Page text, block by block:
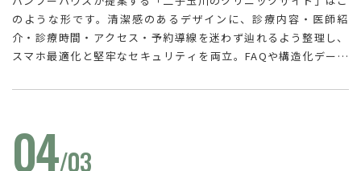
のような形です。清潔感のあるデザインに、診療内容・医師紹
介・診療時間・アクセス・予約導線を迷わず辿れるよう整理し、
スマホ最適化と堅牢なセキュリティを両立。FAQや構造化データ
院内写真の見せ方や口コミ・紹介に繋がる“安心感”まで含めたサ
04/03